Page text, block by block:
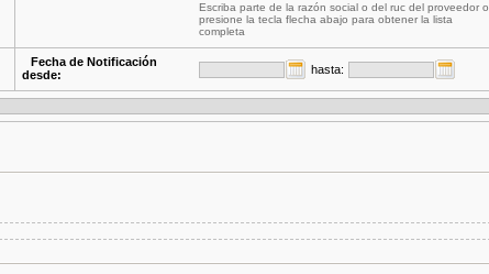
Escriba parte de la razón social o del ruc del proveedor o
presione la tecla flecha abajo para obtener la lista
completa
Fecha de Notificación
desde:
hasta: